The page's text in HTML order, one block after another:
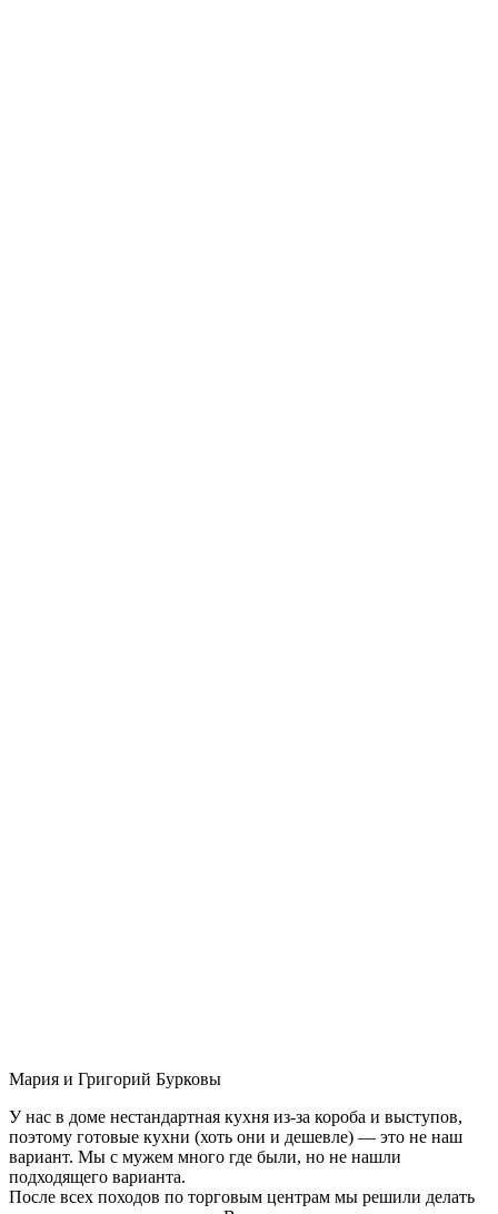
Мария и Григорий Бурковы
У нас в доме нестандартная кухня из-за короба и выступов,
поэтому готовые кухни (хоть они и дешевле) — это не наш
вариант. Мы с мужем много где были, но не нашли
подходящего варианта.
После всех походов по торговым центрам мы решили делать